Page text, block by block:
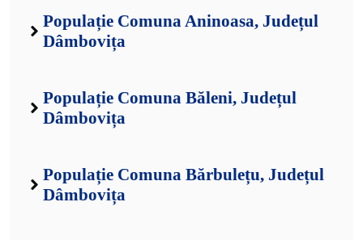
Populație Comuna Aninoasa, Județul
Dâmbovița
Populație Comuna Băleni, Județul
Dâmbovița
Populație Comuna Bărbulețu, Județul
Dâmbovița